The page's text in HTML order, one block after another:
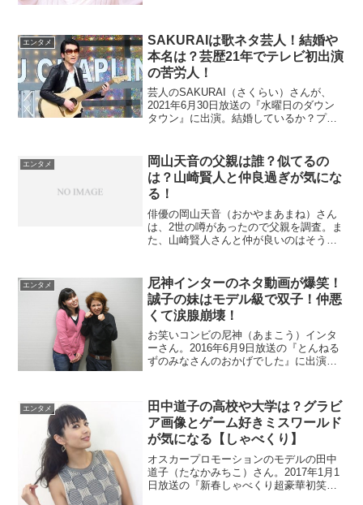
エンタメ
SAKURAIは歌ネタ芸人！結婚や
本名は？芸歴21年でテレビ初出演
の苦労人！
芸人のSAKURAI（さくらい）さんが、
2021年6月30日放送の『水曜日のダウン
タウン』に出演。結婚しているか？プロ
エンタメ
岡山天音の父親は誰？似てるの
は？山崎賢人と仲良過ぎが気にな
る！
俳優の岡山天音（おかやまあまね）さん
は、2世の噂があったので父親を調査。ま
た、山崎賢人さんと仲が良いのはそうい
エンタメ
尼神インターのネタ動画が爆笑！
誠子の妹はモデル級で双子！仲悪
くて涙腺崩壊！
お笑いコンビの尼神（あまこう）インタ
ーさん。2016年6月9日放送の『とんねる
ずのみなさんのおかげでした』に出演し
ル級の美人というので調べました。
エンタメ
田中道子の高校や大学は？グラビ
ア画像とゲーム好きミスワールド
が気になる【しゃべくり】
オスカープロモーションのモデルの田中
道子（たなかみちこ）さん。2017年1月1
日放送の『新春しゃべくり超豪華初笑